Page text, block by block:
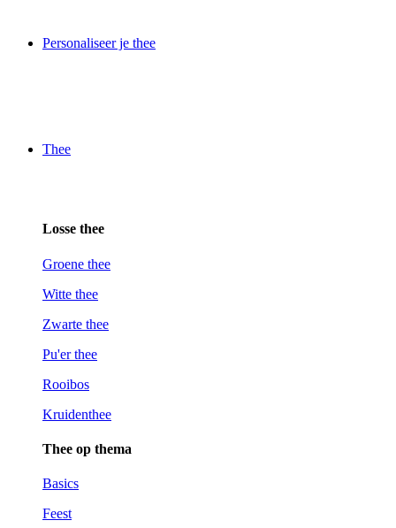
Personaliseer je thee
Thee
Losse thee
Groene thee
Witte thee
Zwarte thee
Pu'er thee
Rooibos
Kruidenthee
Thee op thema
Basics
Feest